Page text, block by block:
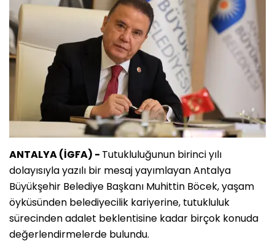
ANTALYA (İGFA) - Tutukluluğunun birinci yılı
dolayısıyla yazılı bir mesaj yayımlayan Antalya
Büyükşehir Belediye Başkanı Muhittin Böcek, yaşam
öyküsünden belediyecilik kariyerine, tutukluluk
sürecinden adalet beklentisine kadar birçok konuda
değerlendirmelerde bulundu.